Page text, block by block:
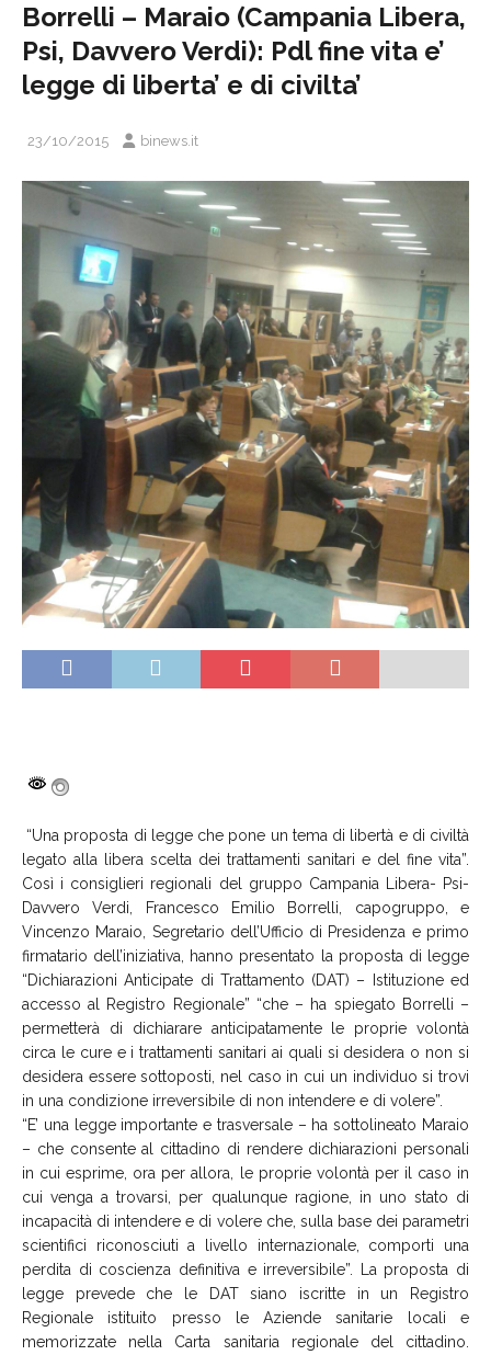
Borrelli – Maraio (Campania Libera,
Psi, Davvero Verdi): Pdl fine vita e’
legge di liberta’ e di civilta’
23/10/2015 binews.it
“Una proposta di legge che pone un tema di libertà e di civiltà
legato alla libera scelta dei trattamenti sanitari e del fine vita”.
Così i consiglieri regionali del gruppo Campania Libera- Psi-
Davvero Verdi, Francesco Emilio Borrelli, capogruppo, e
Vincenzo Maraio, Segretario dell’Ufficio di Presidenza e primo
firmatario dell’iniziativa, hanno presentato la proposta di legge
“Dichiarazioni Anticipate di Trattamento (DAT) – Istituzione ed
accesso al Registro Regionale” “che – ha spiegato Borrelli –
permetterà di dichiarare anticipatamente le proprie volontà
circa le cure e i trattamenti sanitari ai quali si desidera o non si
desidera essere sottoposti, nel caso in cui un individuo si trovi
in una condizione irreversibile di non intendere e di volere”.
“E’ una legge importante e trasversale – ha sottolineato Maraio
– che consente al cittadino di rendere dichiarazioni personali
in cui esprime, ora per allora, le proprie volontà per il caso in
cui venga a trovarsi, per qualunque ragione, in uno stato di
incapacità di intendere e di volere che, sulla base dei parametri
scientifici riconosciuti a livello internazionale, comporti una
perdita di coscienza definitiva e irreversibile”. La proposta di
legge prevede che le DAT siano iscritte in un Registro
Regionale istituito presso le Aziende sanitarie locali e
memorizzate nella Carta sanitaria regionale del cittadino.